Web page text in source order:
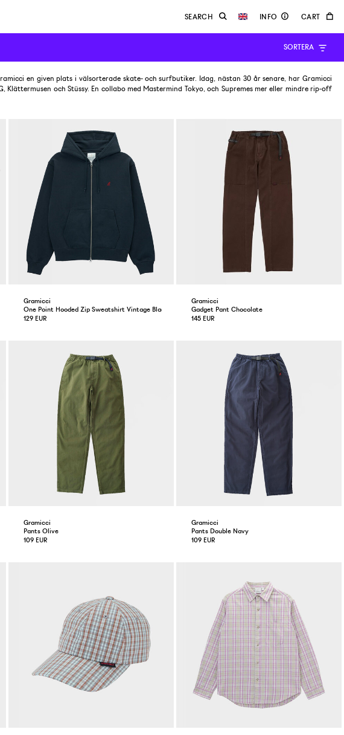
SORTERA
en given plats i välsorterade skate- och surfbutiker. Idag, nästan 30 år senare, har Gramicci
och Stüssy. En collabo med Mastermind Tokyo, och Supremes mer eller mindre rip-off
Gramicci
One Point Hooded Zip Sweatshirt Vintage Black
129 EUR
Gramicci
Gadget Pant Chocolate
145 EUR
Gramicci
Pants Olive
109 EUR
Gramicci
Pants Double Navy
109 EUR